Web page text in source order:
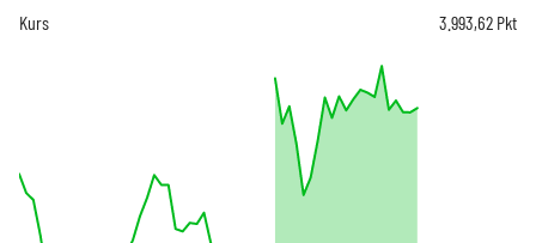
Kurs 3.993,62 Pkt